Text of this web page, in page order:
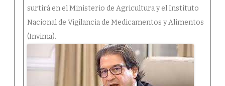
surtirá en el Ministerio de Agricultura y el Instituto
Nacional de Vigilancia de Medicamentos y Alimentos
(Invima).